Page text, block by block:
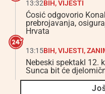
13:32BIH,VIJESTI
Ćosić odgovorio
prebrojavanja,
Hrvata
13:15BIH,VIJESTI,
Nebeski spektakl 12.
Sunca bit će